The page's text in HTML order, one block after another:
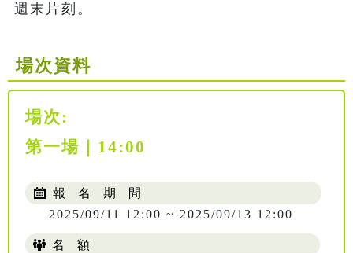
週末片刻。
場次資料
場次:
第一場｜14:00
報 名 期 間
2025/09/11 12:00 ~ 2025/09/13 12:00
名 額